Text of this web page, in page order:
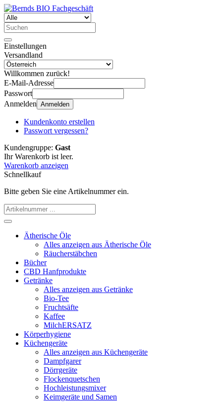
Einstellungen
Versandland
Willkommen zurück!
E-Mail-Adresse
Passwort
Anmelden Anmelden
Kundenkonto erstellen
Passwort vergessen?
Kundengruppe: Gast
Ihr Warenkorb ist leer.
Warenkorb anzeigen
Schnellkauf
Bitte geben Sie eine Artikelnummer ein.
Ätherische Öle
Alles anzeigen aus Ätherische Öle
Räucherstäbchen
Bücher
CBD Hanfprodukte
Getränke
Alles anzeigen aus Getränke
Bio-Tee
Fruchtsäfte
Kaffee
MilchERSATZ
Körperhygiene
Küchengeräte
Alles anzeigen aus Küchengeräte
Dampfgarer
Dörrgeräte
Flockenquetschen
Hochleistungsmixer
Keimgeräte und Samen